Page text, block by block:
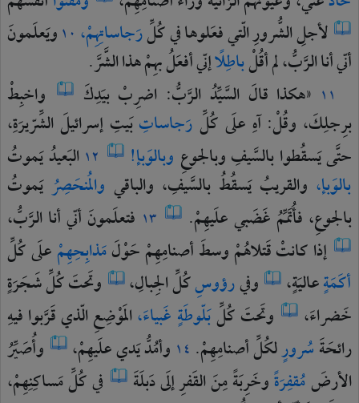
لأجلِالشُّرورِالّتيفعَلوهافيكُلِّرَجاساتِهِمْ، ١٠ويَعلَمونَ
أنّيأناالرَّبُّ،لمأقُلْباطِلًاإنّيأفعَلُبهِمْهذاالشَّرَّ.
١١ «هكذا قالَالسَّيِّدُ الرَّبُّ: اضرِبْبيَدِكَ واخبِطْ
برِجلِكَ، وقُلْ:آهِعلَىكُلِّرَجاساتِبَيتِإسرائيلَالشِّرّيرَةِ،
حتَّىيَسقُطوابالسَّيفِوبالجوعِ وبالوَبإ! ١٢ البَعيدُيَموتُ
بالوَبإ، والقريبُيَسقُطُ بالسَّيفِ، والباقي والمُنحَصِرُيَموتُ
بالجوعِ،فأُتَمِّمُغَضَبيعلَيهِمْ. ١٣ فتعلَمونَأنّيأناالرَّبُّ،
إذاكانتْقَتلاهُمْوسطَأصنامِهِمْحَوْلَمَذابِحِهِمْعلَىكُلِّ
أكَمَةٍعاليَةٍ، وفيرؤوسِكُلِّالجِبالِ، وتَحتَكُلِّشَجَرَةٍ
خَضراءَ،
وتَحتَكُلِّبَلّوطَةٍغَبياءَ،المَوْضِعِالّذيقَرَّبوافيهِ
رائحَةَسُرورٍلكُلِّأصنامِهِمْ. ١٤ وأمُدُّيَديعلَيهِمْ،
وأُصَيِّرُ
الأرضَمُقفِرَةًوخَرِبَةًمِنَالقَفرِإلَىدَبلَةَ فيكُلِّمَساكِنِهِمْ،